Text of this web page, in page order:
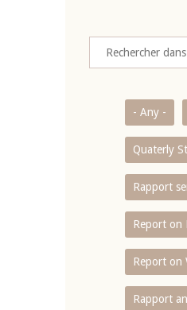
- Any -
Quaterly
Rapport
Report on
Report on
Rapport